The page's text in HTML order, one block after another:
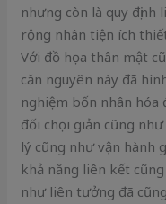
nhưng còn là quy
rộng nhân tiện ích
Với đồ họa thân mật
căn nguyên này đã
nghiệm bốn nhân hóa
đối chọi giản cũng
lý cũng như vận hành
khả năng liên kết
như liên tưởng đã